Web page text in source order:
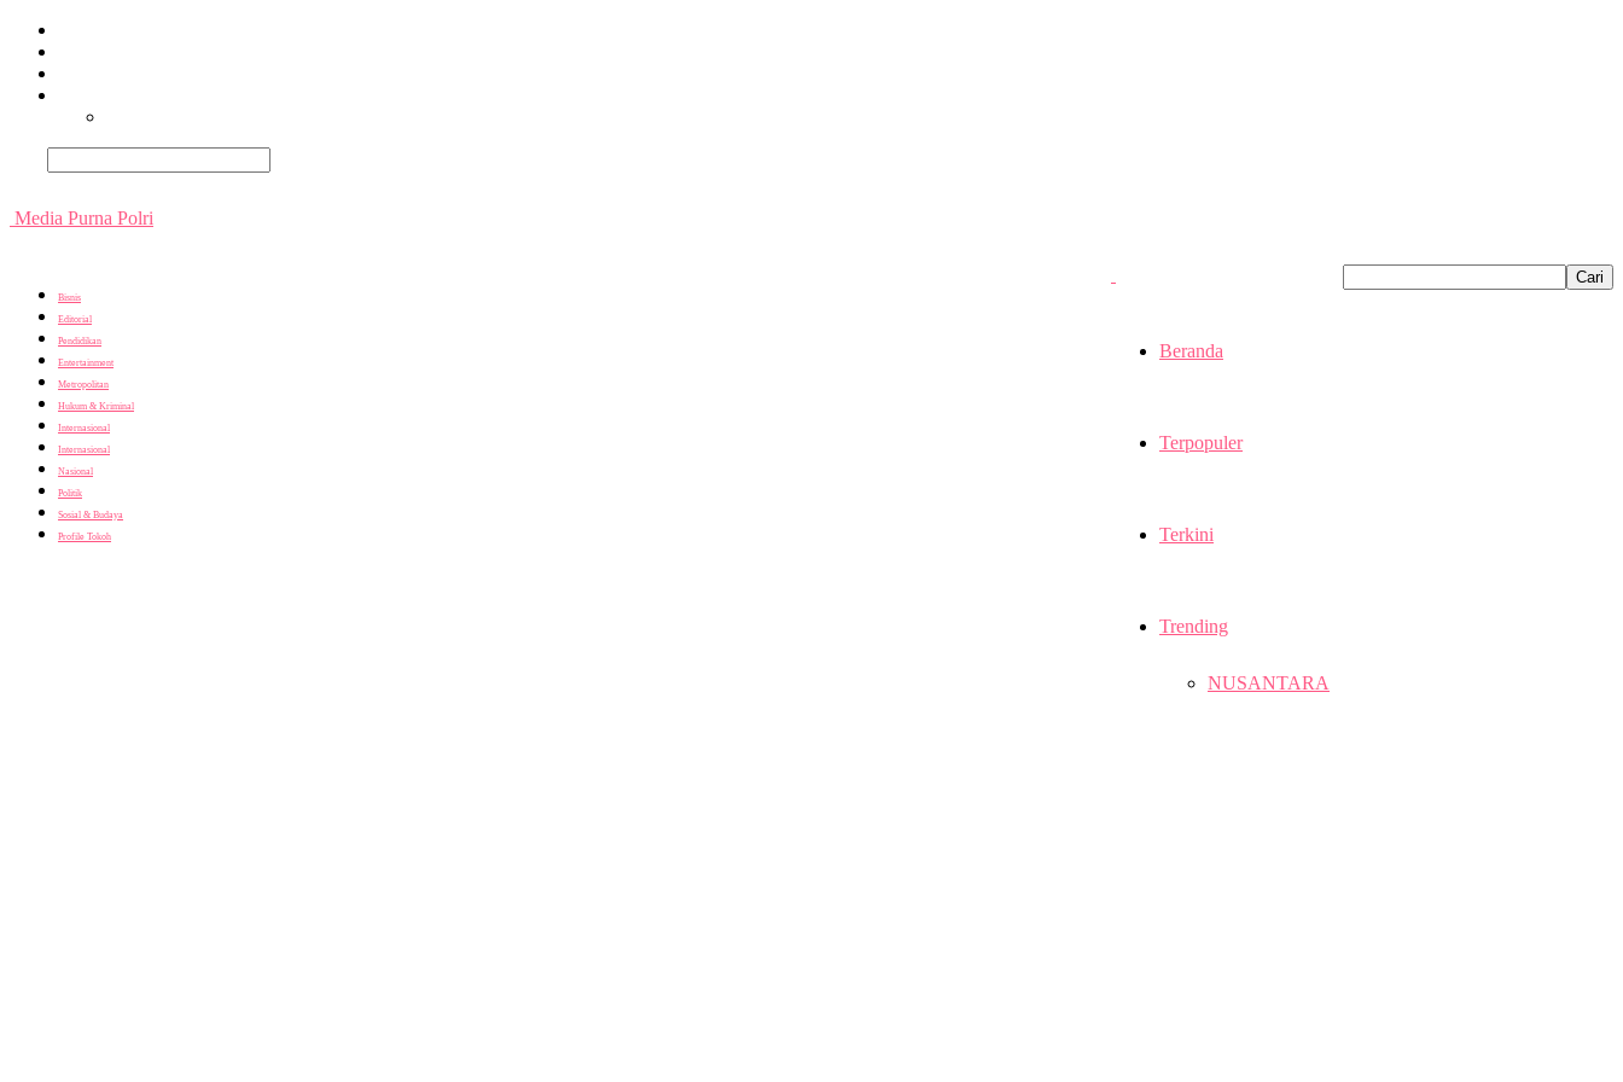
Media Purna Polri
Beranda
Terpopuler
Terkini
Trending
NUSANTARA
Bisnis
Editorial
Pendidikan
Entertainment
Metropolitan
Hukum & Kriminal
Internasional
Internasional
Nasional
Politik
Sosial & Budaya
Profile Tokoh